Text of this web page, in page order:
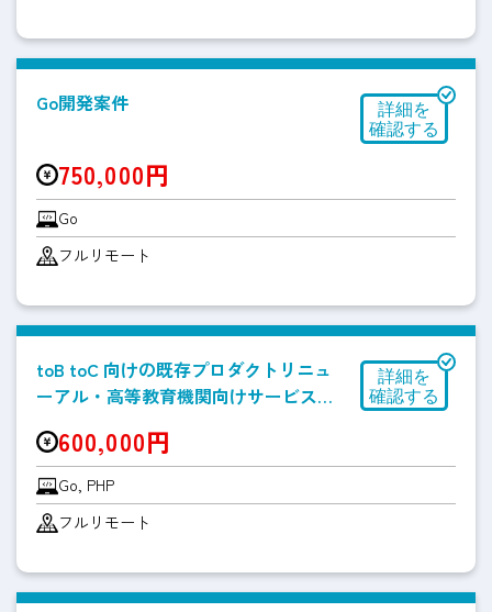
Go開発案件
750,000円
Go
フルリモート
toB toC 向けの既存プロダクトリニュ
ーアル・高等教育機関向けサービス開
600,000円
Go, PHP
フルリモート